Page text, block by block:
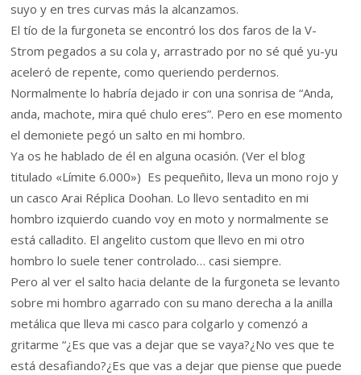
suyo y en tres curvas más la alcanzamos.
El tío de la furgoneta se encontró los dos faros de la V-
Strom pegados a su cola y, arrastrado por no sé qué yu-yu
aceleró de repente, como queriendo perdernos.
Normalmente lo habría dejado ir con una sonrisa de “Anda,
anda, machote, mira qué chulo eres”. Pero en ese momento
el demoniete pegó un salto en mi hombro.
Ya os he hablado de él en alguna ocasión. (Ver el blog
titulado «Límite 6.000») Es pequeñito, lleva un mono rojo y
un casco Arai Réplica Doohan. Lo llevo sentadito en mi
hombro izquierdo cuando voy en moto y normalmente se
está calladito. El angelito custom que llevo en mi otro
hombro lo suele tener controlado… casi siempre.
Pero al ver el salto hacia delante de la furgoneta se levanto
sobre mi hombro agarrado con su mano derecha a la anilla
metálica que lleva mi casco para colgarlo y comenzó a
gritarme “¿Es que vas a dejar que se vaya?¿No ves que te
está desafiando?¿Es que vas a dejar que piense que puede